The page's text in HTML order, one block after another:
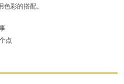
色彩的搭配。
点